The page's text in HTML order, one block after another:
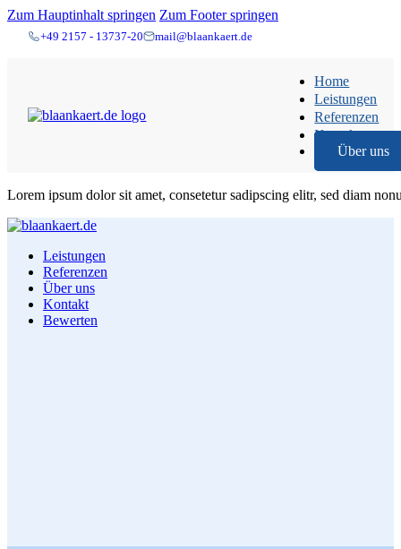
Zum Hauptinhalt springen Zum Footer springen
+49 2157 - 13737-20 mail@blaankaert.de
Home
Leistungen
Referenzen
Kontakt
Über uns
Lorem ipsum dolor sit amet, consetetur sadipscing elitr, sed diam
Leistungen
Referenzen
Über uns
Kontakt
Bewerten